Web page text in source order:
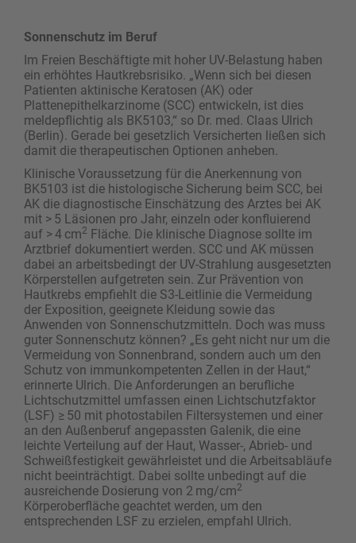
Sonnenschutz im Beruf
Im Freien Beschäftigte mit hoher UV-Belastung haben
ein erhöhtes Hautkrebsrisiko. „Wenn sich bei diesen
Patienten aktinische Keratosen (AK) oder
Plattenepithelkarzinome (SCC) entwickeln, ist dies
meldepflichtig als BK5103,“ so Dr. med. Claas Ulrich
(Berlin). Gerade bei gesetzlich Versicherten ließen sich
damit die therapeutischen Optionen anheben.
Klinische Voraussetzung für die Anerkennung von
BK5103 ist die histologische Sicherung beim SCC, bei
AK die diagnostische Einschätzung des Arztes bei AK
mit > 5 Läsionen pro Jahr, einzeln oder konfluierend
auf > 4 cm2 Fläche. Die klinische Diagnose sollte im
Arztbrief dokumentiert werden. SCC und AK müssen
dabei an arbeitsbedingt der UV-Strahlung ausgesetzten
Körperstellen aufgetreten sein. Zur Prävention von
Hautkrebs empfiehlt die S3-Leitlinie die Vermeidung
der Exposition, geeignete Kleidung sowie das
Anwenden von Sonnenschutz­mitteln. Doch was muss
guter Sonnenschutz können? „Es geht nicht nur um die
Vermeidung von Sonnenbrand, sondern auch um den
Schutz von immunkompetenten Zellen in der Haut,“
erinnerte Ulrich. Die Anforderungen an berufliche
Lichtschutzmittel umfassen einen Lichtschutzfaktor
(LSF) ≥ 50 mit photostabilen Filtersystemen und einer
an den Außenberuf angepassten Galenik, die eine
leichte Verteilung auf der Haut, Wasser-, Abrieb- und
Schweißfestigkeit gewähr­leistet und die Arbeitsabläufe
nicht beeinträchtigt. Dabei sollte unbedingt auf die
ausreichende Dosierung von 2 mg/cm2
Körperoberfläche geachtet werden, um den
entsprechenden LSF zu erzielen, empfahl Ulrich.